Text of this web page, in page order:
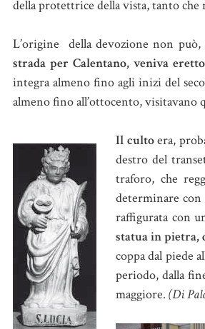
della protettrice della vista, tanto che
L’origine della devozione non
strada per Calentano, veniva
integra almeno fino agli inizi del
almeno fino all’ottocento, visitavano
Il cultoera,
destro del
traforo, che
determinare con
raffigurata con
statua in pietra,
coppa dal piede
periodo, dalla
maggiore. (Di